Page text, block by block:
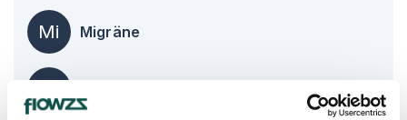
Mi Migräne